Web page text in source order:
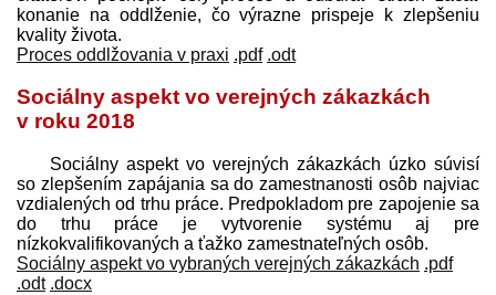
konanie na oddlženie, čo výrazne prispeje k zlepšeniu
kvality života.
Proces oddlžovania v praxi .pdf .odt
Sociálny aspekt vo verejných zákazkách
v roku 2018
Sociálny aspekt vo verejných zákazkách úzko súvisí
so zlepšením zapájania sa do zamestnanosti osôb najviac
vzdialených od trhu práce. Predpokladom pre zapojenie sa
do trhu práce je vytvorenie systému aj pre
nízkokvalifikovaných a ťažko zamestnateľných osôb.
Sociálny aspekt vo vybraných verejných zákazkách .pdf
.odt .docx